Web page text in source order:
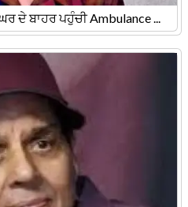
ਦੇ ਬਾਹਰ ਪਹੁੰਚੀ Ambulance ...